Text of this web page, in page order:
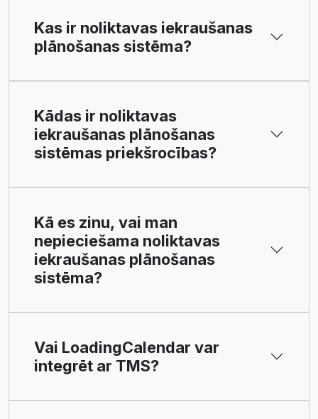
Kas ir noliktavas iekraušanas
plānošanas sistēma?
Kādas ir noliktavas
iekraušanas plānošanas
sistēmas priekšrocības?
Kā es zinu, vai man
nepieciešama noliktavas
iekraušanas plānošanas
sistēma?
Vai LoadingCalendar var
integrēt ar TMS?